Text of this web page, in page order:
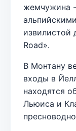
жемчужина
извилистой
Road».
В Монтану
входы в
находятся
Льюиса и